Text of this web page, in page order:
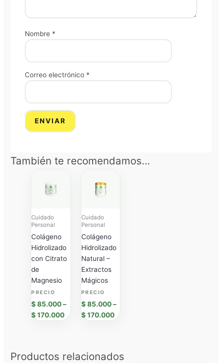
Nombre *
Correo electrónico *
También te recomendamos…
Cuidado
Personal
Colágeno
Hidrolizado
con Citrato
de
Magnesio
$85.000–
$170.000
Cuidado
Personal
Colágeno
Hidrolizado
Natural –
Extractos
Mágicos
$85.000 –
$170.000
Productos relacionados